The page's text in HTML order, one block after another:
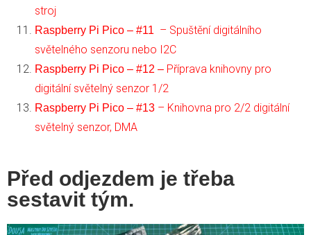
stroj
Raspberry Pi Pico – #11 – Spuštění digitálního
světelného senzoru nebo I2C
Raspberry Pi Pico – #12 – Příprava knihovny pro
digitální světelný senzor 1/2
Raspberry Pi Pico – #13 – Knihovna pro 2/2 digitální
světelný senzor, DMA
Před odjezdem je třeba
sestavit tým.